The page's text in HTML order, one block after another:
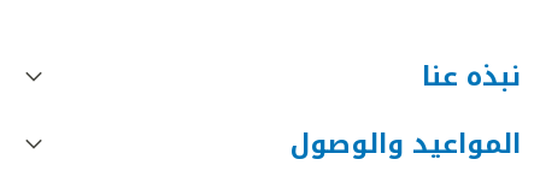
نبذه عنا
المواعيد والوصول